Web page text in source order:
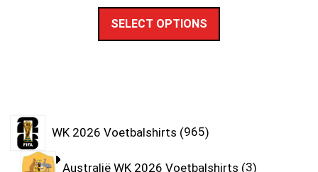
SELECT OPTIONS
WK 2026 Voetbalshirts 965
Australië WK 2026 Voetbalshirts 3